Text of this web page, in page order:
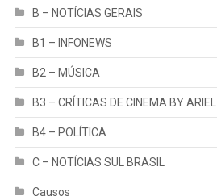
B – NOTÍCIAS GERAIS
B1 – INFONEWS
B2 – MÚSICA
B3 – CRÍTICAS DE CINEMA BY ARIEL
B4 – POLÍTICA
C – NOTÍCIAS SUL BRASIL
Causos